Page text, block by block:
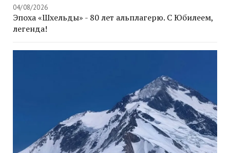
04/08/2026
Эпоха «Шхельды» - 80 лет альплагерю. С Юбилеем,
легенда!